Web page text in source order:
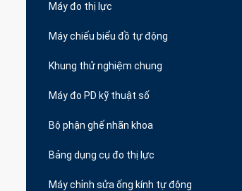
Máy đo thị lực
Máy chiếu biểu đồ tự động
Khung thử nghiệm chung
Máy đo PD kỹ thuật số
Bộ phận ghế nhãn khoa
Bảng dụng cụ đo thị lực
Máy chỉnh sửa ống kính tự động